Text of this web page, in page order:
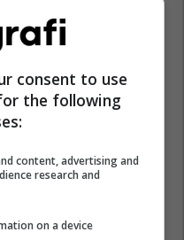
consent to use
the following
content, advertising and
research and
on a device